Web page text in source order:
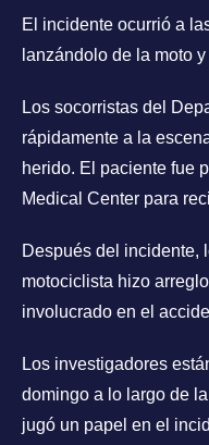
El incidente ocurrió a
lanzándolo de la moto
Los socorristas del
rápidamente a la
herido. El paciente fue
Medical Center para
Después del incidente,
motociclista hizo
involucrado en el
Los investigadores
domingo a lo largo de
jugó un papel en el